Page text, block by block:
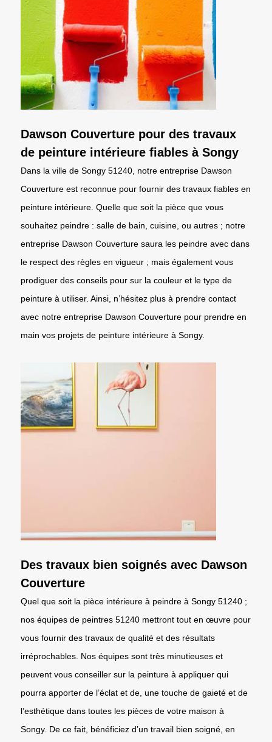
Dawson Couverture pour des travaux
de peinture intérieure fiables à Songy
Dans la ville de Songy 51240, notre entreprise Dawson
Couverture est reconnue pour fournir des travaux fiables en
peinture intérieure. Quelle que soit la pièce que vous
souhaitez peindre : salle de bain, cuisine, ou autres ; notre
entreprise Dawson Couverture saura les peindre avec dans
le respect des règles en vigueur ; mais également vous
prodiguer des conseils pour sur la couleur et le type de
peinture à utiliser. Ainsi, n’hésitez plus à prendre contact
avec notre entreprise Dawson Couverture pour prendre en
main vos projets de peinture intérieure à Songy.
Des travaux bien soignés avec Dawson
Couverture
Quel que soit la pièce intérieure à peindre à Songy 51240 ;
nos équipes de peintres 51240 mettront tout en œuvre pour
vous fournir des travaux de qualité et des résultats
irréprochables. Nos équipes sont très minutieuses et
peuvent vous conseiller sur la peinture à appliquer qui
pourra apporter de l’éclat et de, une touche de gaieté et de
l’esthétique dans toutes les pièces de votre maison à
Songy. De ce fait, bénéficiez d’un travail bien soigné, en